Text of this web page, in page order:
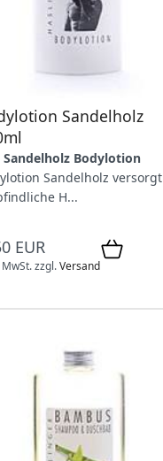
Sandelholz
Sandelholz Bodylotion
Sandelholz versorgt
H...
EUR
zzgl.Versand